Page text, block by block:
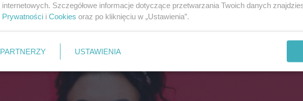
internetowych. Szczegółowe informacje dotyczące przetwarzania Twoich danych
Prywatności i Cookies oraz po kliknięciu w „Ustawienia”.
PARTNERZY USTAWIENIA